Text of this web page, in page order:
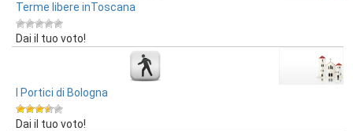
Terme libere inToscana
Dai il tuo voto!
I Portici di Bologna
Dai il tuo voto!